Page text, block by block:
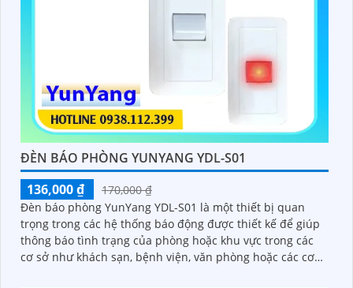
ĐÈN BÁO PHÒNG YUNYANG YDL-S01
136,000 ₫
170,000 ₫
Đèn báo phòng YunYang YDL-S01 là một thiết bị quan
trọng trong các hệ thống báo động được thiết kế để giúp
thông báo tình trạng của phòng hoặc khu vực trong các
cơ sở như khách sạn, bệnh viện, văn phòng hoặc các cơ